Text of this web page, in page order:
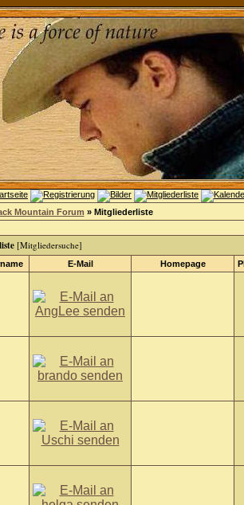
Mountain Forum » Mitgliederliste
[Mitgliedersuche]
E-Mail Homepage